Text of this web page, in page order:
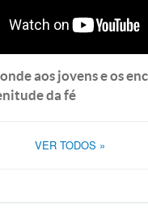
aos jovens e os
da fé
VER TODOS »